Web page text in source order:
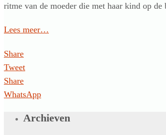
ritme van de moeder die met haar kind op
Lees meer…
Share
Tweet
Share
WhatsApp
Archieven